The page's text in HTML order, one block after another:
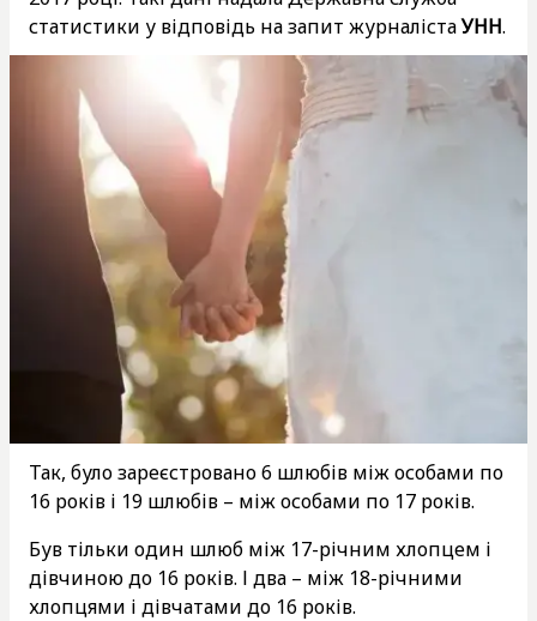
статистики у відповідь на запит журналістаУНН.
Так, було зареєстровано 6 шлюбів між особами по
16 років і 19 шлюбів – між особами по 17 років.
Був тільки один шлюб між 17-річним хлопцем і
дівчиною до 16 років. І два – між 18-річними
хлопцями і​ дівчатами до 16 років.